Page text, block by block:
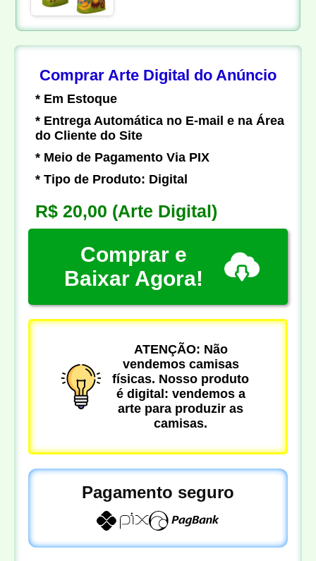
Comprar Arte Digital do Anúncio
* Em Estoque
* Entrega Automática no E-mail e na Área
do Cliente do Site
* Meio de Pagamento Via PIX
* Tipo de Produto: Digital
R$ 20,00 (Arte Digital)
Comprar e
Baixar Agora!
ATENÇÃO: Não
vendemos camisas
físicas. Nosso produto
é digital: vendemos a
arte para produzir as
camisas.
Pagamento seguro